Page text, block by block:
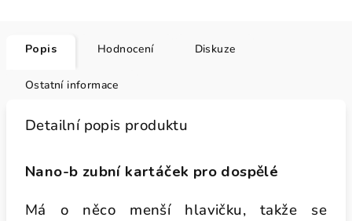
Popis Hodnocení Diskuze
Ostatní informace
Detailní popis produktu
Nano-b zubní kartáček pro dospělé
Má o něco menší hlavičku, takže se